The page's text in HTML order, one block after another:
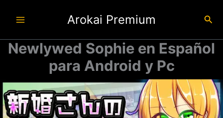
Arokai Premium
Newlywed Sophie en Español
para Android y Pc